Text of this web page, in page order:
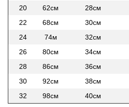
20 62см 28см
22
68см 30см
24
74м 32см
26
80см 34см
28
86см 36см
30
92см 38см
32
98см 40см